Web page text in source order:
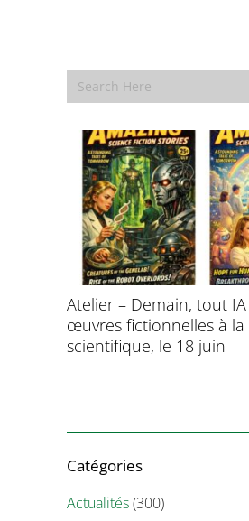
Atelier – Demain, tout IA
œuvres fictionnelles à la
scientifique, le 18 juin
Catégories
Actualités(300)